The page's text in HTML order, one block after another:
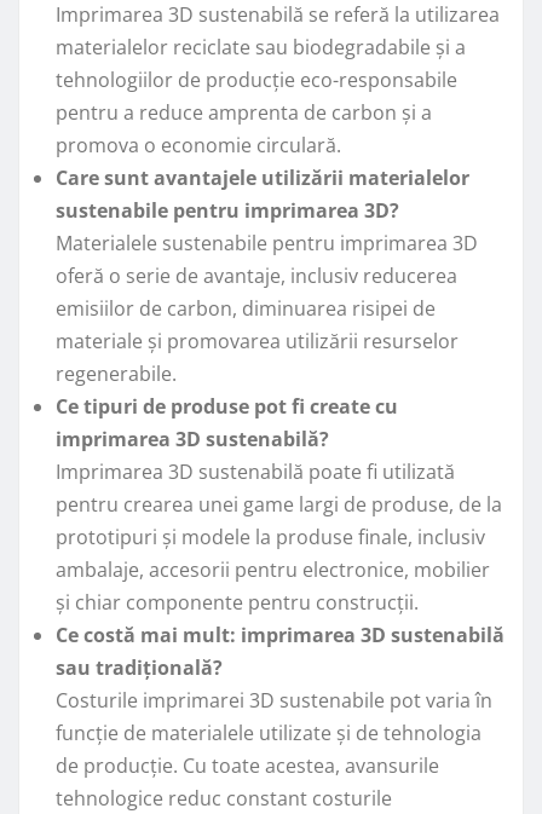
Imprimarea 3D sustenabilă se referă la utilizarea
materialelor reciclate sau biodegradabile și a
tehnologiilor de producție eco-responsabile
pentru a reduce amprenta de carbon și a
promova o economie circulară.
Care sunt avantajele utilizării materialelor
sustenabile pentru imprimarea 3D?
Materialele sustenabile pentru imprimarea 3D
oferă o serie de avantaje, inclusiv reducerea
emisiilor de carbon, diminuarea risipei de
materiale și promovarea utilizării resurselor
regenerabile.
Ce tipuri de produse pot fi create cu
imprimarea 3D sustenabilă?
Imprimarea 3D sustenabilă poate fi utilizată
pentru crearea unei game largi de produse, de la
prototipuri și modele la produse finale, inclusiv
ambalaje, accesorii pentru electronice, mobilier
și chiar componente pentru construcții.
Ce costă mai mult: imprimarea 3D sustenabilă
sau tradițională?
Costurile imprimarei 3D sustenabile pot varia în
funcție de materialele utilizate și de tehnologia
de producție. Cu toate acestea, avansurile
tehnologice reduc constant costurile